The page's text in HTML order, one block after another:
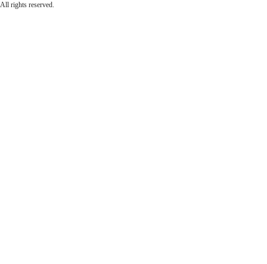
All rights reserved.